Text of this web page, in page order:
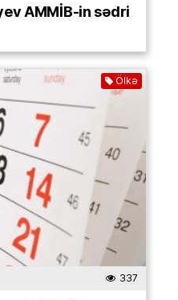
AMMİB-in sədri
Ölkə
337